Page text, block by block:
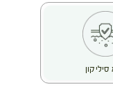
הזנה
ממלאת תפקיד
את השיער לכל